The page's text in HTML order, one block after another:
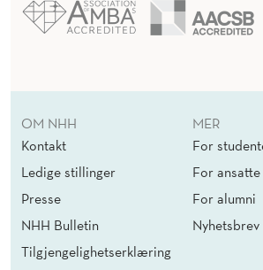
OM NHH
Kontakt
Ledige stillinger
Presse
NHH Bulletin
Tilgjengelighetserklæring
MER
For
For ansatte
For alumni